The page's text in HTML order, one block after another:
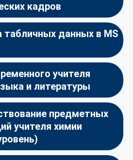
кадров
табличных данных в MS
учителя
и литературы
предметных
учителя химии